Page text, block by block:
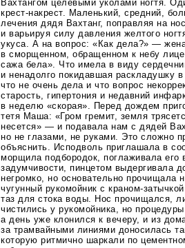
Вахтангом целевыми уколами ногтя.
крест-накрест. Маленький, средний,
лечения дядя Вахтанг, поправляя на
и варьируя силу давления желтого
укуса. А на вопрос: «Как дела?» —
в сморщенном, обращенном к небу
сажа бела». Что имела в виду
и ненадолго покидавшая раскладушку
что не очень дела и что вопрос
старость, гипертония и недавний
в неделю «скорая». Перед дождем
тетя Маша: «Гром гремит, земля
несется» — и подавала нам с дядей
но не глазами, не руками. Это сложно
объяснить. Исподволь приглашала в
морщила подбородок, поглаживала его
задумчивости, пинцетом выдергивала
негромко, но основательно прочищала
чугунный рукомойник скраном-затычкой
таз для стока воды. Нос прочищался,
чистились у рукомойника, но
а день уже клонился к вечеру, и из
за трамвайными линиями доносилась
которую ритмично шаркали по